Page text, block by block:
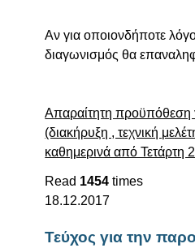
Αν για οποιονδήποτε
διαγωνισμός θα
Απαραίτητη προϋπόθεση
(διακήρυξη , τεχνική
καθημερινά από
Read 1454 times
18.12.2017
Τεύχος για την